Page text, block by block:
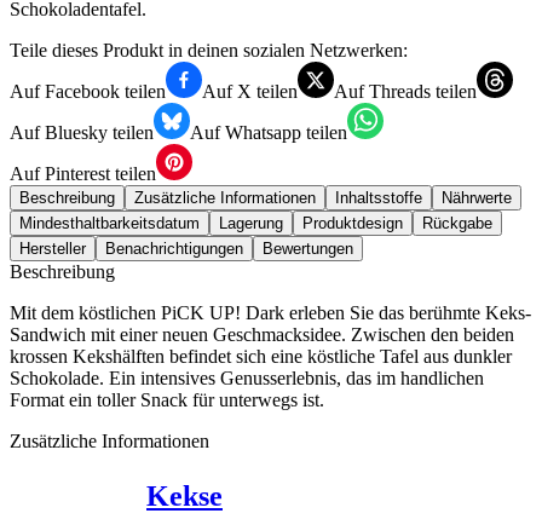
Schokoladentafel.
Teile dieses Produkt in deinen sozialen Netzwerken:
Auf Facebook teilen
Auf X teilen
Auf Threads teilen
Auf Bluesky teilen
Auf Whatsapp teilen
Auf Pinterest teilen
Beschreibung Zusätzliche Informationen Inhaltsstoffe
Nährwerte
Mindesthaltbarkeitsdatum
Lagerung Produktdesign
Rückgabe
Hersteller
Benachrichtigungen Bewertungen
Beschreibung
Mit dem köstlichen PiCK UP! Dark erleben Sie das berühmte Keks-
Sandwich mit einer neuen Geschmacksidee. Zwischen den beiden
krossen Kekshälften befindet sich eine köstliche Tafel aus dunkler
Schokolade. Ein intensives Genusserlebnis, das im handlichen
Format ein toller Snack für unterwegs ist.
Zusätzliche Informationen
Kekse